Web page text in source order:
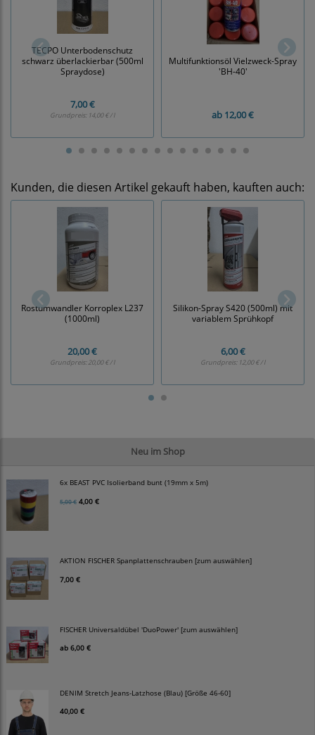
Neu im Shop
6x BEAST PVC Isolierband bunt (19mm x 5m)
5,00 € 4,00 €
AKTION FISCHER Spanplattenschrauben [zum auswählen]
7,00 €
FISCHER Universaldübel 'DuoPower' [zum auswählen]
ab 6,00 €
DENIM Stretch Jeans-Latzhose (Blau) [Größe 46-60]
40,00 €
TECPO Unterbodenschutz
schwarz überlackierbar (500ml
Spraydose)
7,00 €
Grundpreis: 14,00 € / l
Multifunktionsöl Vielzweck-Spray
'BH-40'
ab 12,00 €
Kunden, die diesen Artikel gekauft haben, kauften auch:
Rostumwandler Korroplex L237
(1000ml)
20,00 €
Grundpreis:20,00 € / l
Silikon-Spray S420 (500ml) mit
variablem Sprühkopf
6,00 €
Grundpreis: 12,00 € / l